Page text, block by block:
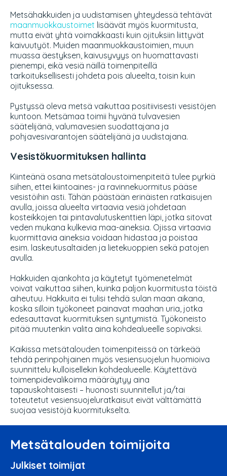
Metsähakkuiden ja uudistamisen yhteydessä tehtävät
maanmuokkaustoimet lisäävät myös kuormitusta,
mutta eivät yhtä voimakkaasti kuin ojituksiin liittyvät
kaivuutyöt. Muiden maanmuokkaustoimien, muun
muassa äestyksen, kaivusyvyys on huomattavasti
pienempi, eikä vesiä näillä toimenpiteillä
tarkoituksellisesti johdeta pois alueelta, toisin kuin
ojituksessa.
Pystyssä oleva metsä vaikuttaa positiivisesti vesistöjen
kuntoon. Metsämaa toimii hyvänä tulvavesien
säätelijänä, valumavesien suodattajana ja
pohjavesivarantojen säätelijänä ja uudistajana.
Vesistökuormituksen hallinta
Kiinteänä osana metsätaloustoimenpiteitä tulee pyrkiä
siihen, ettei kiintoaines- ja ravinnekuormitus pääse
vesistöihin asti. Tähän päästään erinäisten ratkaisujen
avulla, joissa alueelta virtaavia vesiä johdetaan
kosteikkojen tai pintavalutuskenttien läpi, jotka sitovat
veden mukana kulkevia maa-aineksia. Ojissa virtaavia
kuormittavia aineksia voidaan hidastaa ja poistaa
esim. laskeutusaltaiden ja lietekuoppien sekä patojen
avulla.
Hakkuiden ajankohta ja käytetyt työmenetelmät
voivat vaikuttaa siihen, kuinka paljon kuormitusta töistä
aiheutuu. Hakkuita ei tulisi tehdä sulan maan aikana,
koska silloin työkoneet painavat maahan uria, jotka
edesauttavat kuormituksen syntymistä. Työkoneisto
pitää muutenkin valita aina kohdealueelle sopivaksi.
Kaikissa metsätalouden toimenpiteissä on tärkeää
tehdä perinpohjainen myös vesiensuojelun huomioiva
suunnittelu kulloisellekin kohdealueelle. Käytettävä
toimenpidevalikoima määräytyy aina
tapauskohtaisesti – huonosti suunnitellut ja/tai
toteutetut vesiensuojeluratkaisut eivät välttämättä
suojaa vesistöjä kuormitukselta.
Metsätalouden toimijoita
Julkiset toimijat